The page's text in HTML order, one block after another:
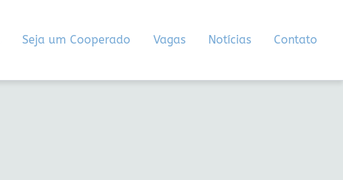
Seja um Cooperado Vagas Notícias Contato